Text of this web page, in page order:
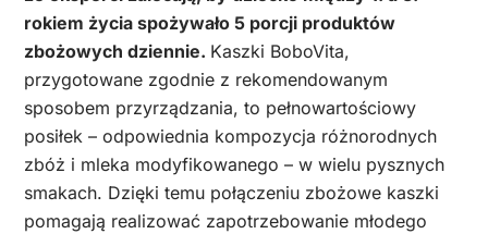
rokiem życia spożywało 5 porcji produktów
zbożowych dziennie. Kaszki BoboVita,
przygotowane zgodnie z rekomendowanym
sposobem przyrządzania, to pełnowartościowy
posiłek – odpowiednia kompozycja różnorodnych
zbóż i mleka modyfikowanego – w wielu pysznych
smakach. Dzięki temu połączeniu zbożowe kaszki
pomagają realizować zapotrzebowanie młodego